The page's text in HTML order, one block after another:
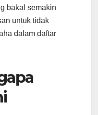
bakal semakin
untuk tidak
dalam daftar